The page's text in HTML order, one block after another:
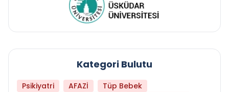
Kategori Bulutu
Psikiyatri AFAZİ
Tüp Bebek